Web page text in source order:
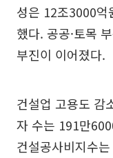
성은 12조3000
했다. 공공·토목
부진이 이어졌다.
건설업 고용도 감
자 수는 191만
건설공사비지수